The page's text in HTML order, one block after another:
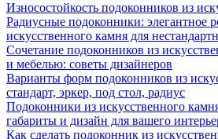
Износостойкость подоконников из
Радиусные подоконники: элегантное
искусственного камня для
Сочетание подоконников из
и мебелью: советы дизайнеров
Варианты форм подоконников из
стандарт, эркер, под стол, радиус
Подоконники из искусственного
габариты и дизайн для вашего
Как сделать подоконник из